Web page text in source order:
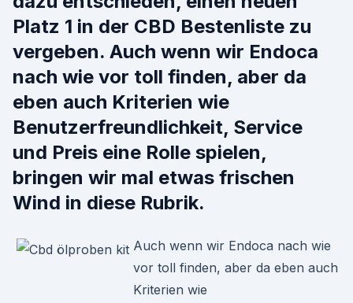
Platz 1 in der CBD Bestenliste zu
vergeben. Auch wenn wir Endoca
nach wie vor toll finden, aber da
eben auch Kriterien wie
Benutzerfreundlichkeit, Service
und Preis eine Rolle spielen,
bringen wir mal etwas frischen
Wind in diese Rubrik.
Auch wenn wir Endoca nach wie
vor toll finden, aber da eben auch
Kriterien wie